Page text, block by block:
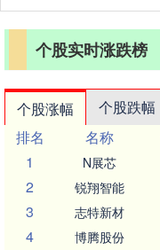
个股实时涨跌榜
个股涨幅 个股跌幅
排名
名称
1
N展芯
2 锐翔智能
3 志特新材
4 博腾股份